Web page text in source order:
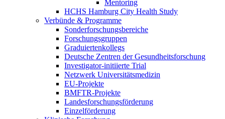
Mentoring
HCHS Hamburg City Health Study
Verbünde & Programme
Sonderforschungsbereiche
Forschungsgruppen
Graduiertenkollegs
Deutsche Zentren der Gesundheitsforschung
Investigator-initiierte Trial
Netzwerk Universitätsmedizin
EU-Projekte
BMFTR-Projekte
Landesforschungsförderung
Einzelförderung